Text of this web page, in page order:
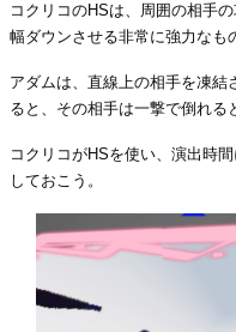
コクリコのHSは、周囲の相手
幅ダウンさせる非常に強力なも
アダムは、直線上の相手を凍結
ると、その相手は一撃で倒れる
コクリコがHSを使い、演出時
しておこう。